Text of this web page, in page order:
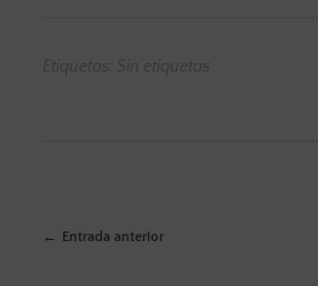
Etiquetas: Sin etiquetas
Entrada anterior